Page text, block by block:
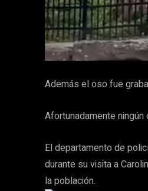
Además el oso fue
Afortunadamente
El departamento de
durante su visita a
la población.